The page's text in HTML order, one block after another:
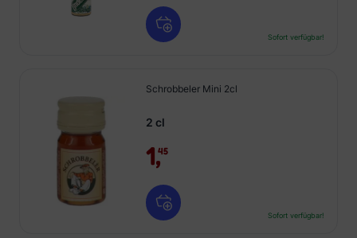
Sofort verfügbar!
Schrobbeler Mini 2cl
2 cl
1,45
Sofort verfügbar!